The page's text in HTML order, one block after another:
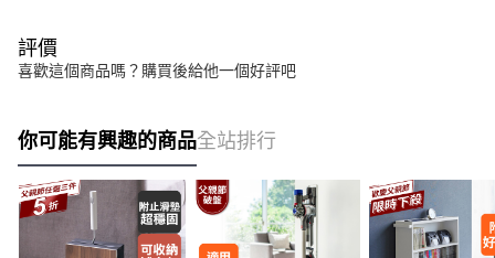
評價
喜歡這個商品嗎？購買後給他一個好評吧
你可能有興趣的商品全站排行